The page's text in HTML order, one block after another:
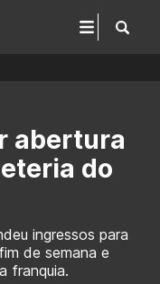
abertura
do
ingressos para
de semana e
franquia.